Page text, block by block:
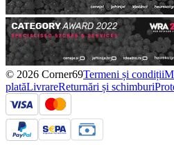
© 2026 Corner69Termeni și condiții
platăLivrareReturnări și schimburi